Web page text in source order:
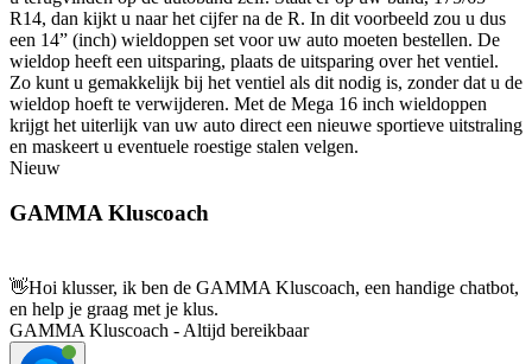
R14, dan kijkt u naar het cijfer na de R. In dit voorbeeld zou u dus
een 14” (inch) wieldoppen set voor uw auto moeten bestellen. De
wieldop heeft een uitsparing, plaats de uitsparing over het ventiel.
Zo kunt u gemakkelijk bij het ventiel als dit nodig is, zonder dat u de
wieldop hoeft te verwijderen. Met de Mega 16 inch wieldoppen
krijgt het uiterlijk van uw auto direct een nieuwe sportieve uitstraling
en maskeert u eventuele roestige stalen velgen.
Nieuw
GAMMA Kluscoach
👋Hoi klusser, ik ben de GAMMA Kluscoach, een handige chatbot,
en help je graag met je klus.
GAMMA Kluscoach - Altijd bereikbaar